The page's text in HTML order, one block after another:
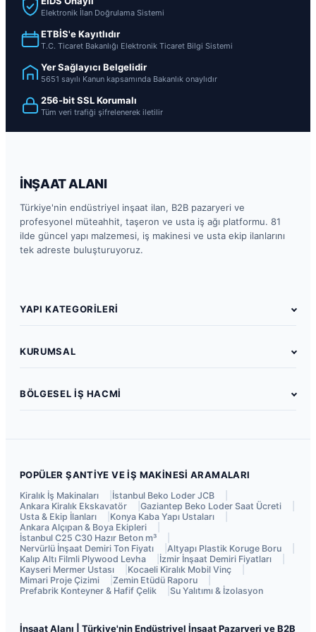
Elektronik İlan Doğrulama Sistemi
ETBİS'e Kayıtlıdır
T.C. Ticaret Bakanlığı Elektronik Ticaret Bilgi Sistemi
Yer Sağlayıcı Belgelidir
5651 sayılı Kanun kapsamında Bakanlık onaylıdır
256-bit SSL Korumalı
Tüm veri trafiği şifrelenerek iletilir
İNŞAAT ALANI
Türkiye'nin endüstriyel inşaat ilan, B2B pazaryeri ve
profesyonel müteahhit, taşeron ve usta iş ağı platformu. 81
ilde güncel yapı malzemesi, iş makinesi ve usta ekip ilanlarını
tek adreste buluşturuyoruz.
YAPI KATEGORİLERİ
Çelik Yapı & Prefabrik
Şantiye & İş Güvenliği (İSG)
Talep & Teklif İlanları
KURUMSAL
Sektör Blogu & Rehberler
Kariyer
BÖLGESEL İŞ HACMİ
Bursa Kaba Yapı Taşeronu
Konya Yevmiyeli Usta İlanları
Kocaeli Kiralık Vinç
Antalya Müteahhitlik İhaleleri
POPÜLER ŞANTIYE VE İŞ MAKINESI ARAMALARI
Kiralık İş Makinaları
İstanbul Beko Loder JCB
Ankara Kiralık Ekskavatör
Gaziantep Beko Loder Saat Ücreti
Usta & Ekip İlanları
Konya Kaba Yapı Ustaları
Ankara Alçıpan & Boya Ekipleri
İstanbul C25 C30 Hazır Beton m³
Nervürlü İnşaat Demiri Ton Fiyatı
Altyapı Plastik Koruge Boru
Kalıp Altı Filmli Plywood Levha
İzmir İnşaat Demiri Fiyatları
Kayseri Mermer Ustası
Kocaeli Kiralık Mobil Vinç
Mimari Proje Çizimi
Zemin Etüdü Raporu
Prefabrik Konteyner & Hafif Çelik
Su Yalıtımı & İzolasyon
İnşaat Alanı | Türkiye'nin Endüstriyel İnşaat Pazaryeri ve B2B